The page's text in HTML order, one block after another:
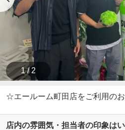
1 / 2
☆エールーム町田店をご利用の
店内の雰囲気・担当者の印象は